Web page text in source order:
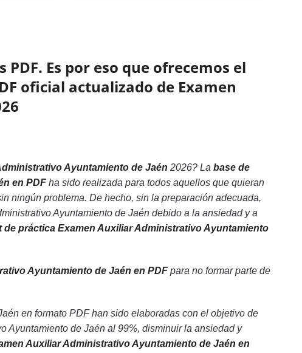
Es por eso que ofrecemos el
oficial actualizado de Examen
Ayuntamiento de Jaén 2026? La base de
en PDFha sido realizada para todos aquellos que quieran
ningún problema. De hecho, sin la preparación adecuada,
Ayuntamiento de Jaén debido a la ansiedad y a
de práctica Examen Auxiliar Administrativo Ayuntamiento
Ayuntamiento de Jaén en PDFpara no formar parte de
en formato PDF han sido elaboradas con el objetivo de
Ayuntamiento de Jaén al 99%, disminuir la ansiedad y
Auxiliar Administrativo Ayuntamiento de Jaén en